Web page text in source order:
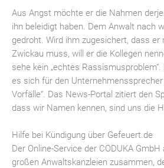
Aus Angst möchte er die Nahmen
ihn beleidigt haben. Dem Anwalt nach
gedroht. Wird ihm zugesichert, dass er
Zwickau muss, will er die Kollegen
sehe kein „echtes Rassismusproblem“.
es sich für den Unternehmenssprecher
Vorfälle“. Das News-Portal zitiert den
dass wir Namen kennen, sind uns die
Hilfe bei Kündigung über Gefeuert.de
Der Online-Service der CODUKA
großen Anwaltskanzleien zusammen,